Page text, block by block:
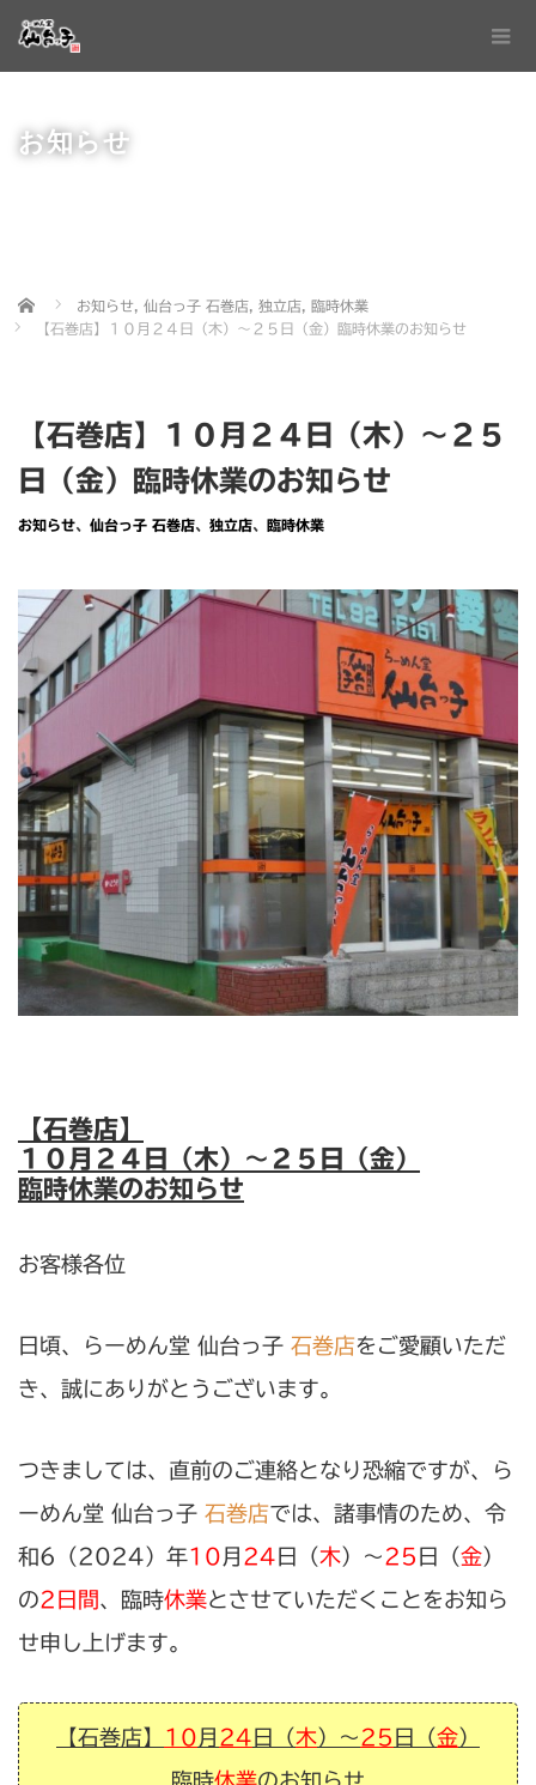
お知らせ
Home お知らせ 仙台っ子 石巻店 独立店
臨時休業
【石巻店】１０月２４日（木）〜２５日（金）臨時休業のお知らせ
【石巻店】１０月２４日（木）〜２５
日（金）臨時休業のお知らせ
お知らせ、 仙台っ子 石巻店、 独立店、 臨時休業
【石巻店】
１０月２４日（木）〜２５日（金）
臨時休業のお知らせ
お客様各位
日頃、らーめん堂 仙台っ子 石巻店をご愛顧いただ
き、誠にありがとうございます。
つきましては、直前のご連絡となり恐縮ですが、ら
ーめん堂 仙台っ子 石巻店では、諸事情のため、令
和6（2024）年10 月 24 日（木）〜 25 日（金）
の2日間、 臨時休業とさせていただくことをお知ら
せ申し上げます。
【石巻店】 10 月 24 日（木）〜 25 日（金）
臨時休業のお知らせ